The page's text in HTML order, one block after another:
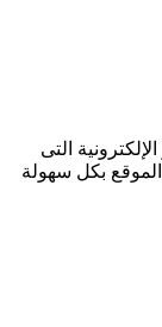
التى
بكل سهولة